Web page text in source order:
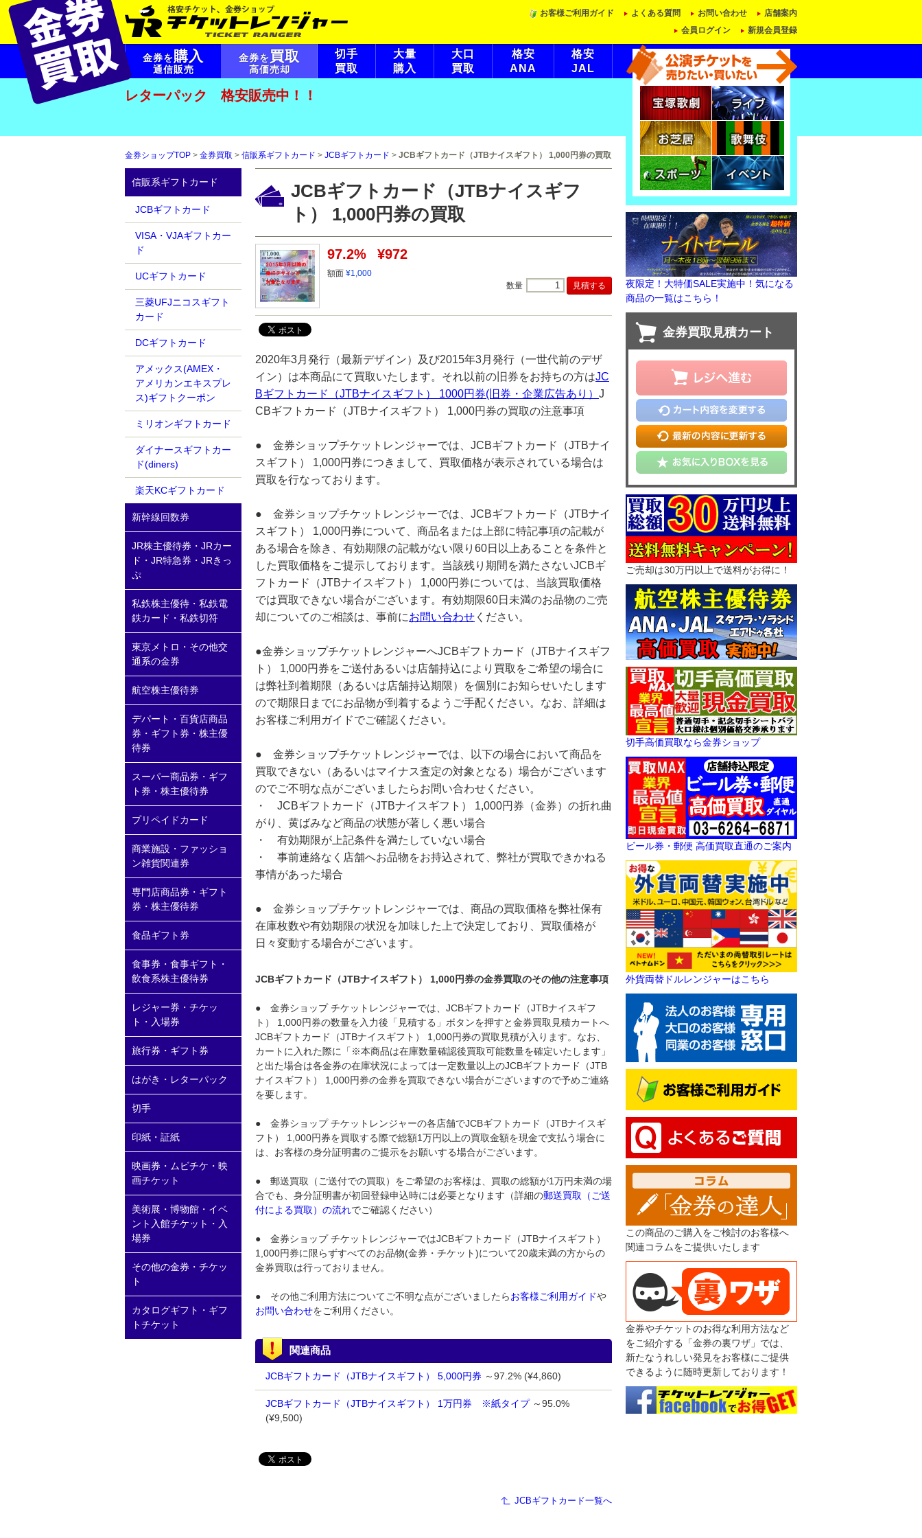
お客様ご利用ガイド よくある質問 お問い合わせ
店舗案内
会員ログイン
新規会員登録
金券を購入
通信販売
金券を買取
高価売却
切手
買取
大量
購入
大口
買取
格安
ANA
格安
JAL
レターパック 格安販売中！！
金券ショップTOP > 金券買取 > 信販系ギフトカード > JCBギフトカード > JCBギフトカード（JTBナイスギフト） 1,000円券の買取
JCBギフトカード（JTBナイスギフ
ト） 1,000円券の買取
97.2% ¥972
額面 ¥1,000
数量
2020年3月発行（最新デザイン）及び2015年3月発行（一世代前のデザ
イン）は本商品にて買取いたします。それ以前の旧券をお持ちの方はJC
Bギフトカード（JTBナイスギフト） 1000円券(旧券・企業広告あり） J
CBギフトカード（JTBナイスギフト） 1,000円券の買取の注意事項
● 金券ショップチケットレンジャーでは、JCBギフトカード（JTBナイ
スギフト） 1,000円券につきまして、買取価格が表示されている場合は
買取を行なっております。
● 金券ショップチケットレンジャーでは、JCBギフトカード（JTBナイ
スギフト） 1,000円券について、商品名または上部に特記事項の記載が
ある場合を除き、有効期限の記載がない限り60日以上あることを条件と
した買取価格をご提示しております。当該残り期間を満たさないJCBギ
フトカード（JTBナイスギフト） 1,000円券については、当該買取価格
では買取できない場合がございます。有効期限60日未満のお品物のご売
却についてのご相談は、事前にお問い合わせ ください。
●金券ショップチケットレンジャーへJCBギフトカード（JTBナイスギフ
ト） 1,000円券をご送付あるいは店舗持込により買取をご希望の場合に
は弊社到着期限（あるいは店舗持込期限）を個別にお知らせいたします
ので期限日までにお品物が到着するようご手配ください。なお、詳細は
お客様ご利用ガイドでご確認ください。
● 金券ショップチケットレンジャーでは、以下の場合において商品を
買取できない（あるいはマイナス査定の対象となる）場合がございます
のでご不明な点がございましたらお問い合わせください。
・ JCBギフトカード（JTBナイスギフト） 1,000円券（金券）の折れ曲
がり、黄ばみなど商品の状態が著しく悪い場合
・ 有効期限が上記条件を満たしていない場合
・ 事前連絡なく店舗へお品物をお持込されて、弊社が買取できかねる
事情があった場合
● 金券ショップチケットレンジャーでは、商品の買取価格を弊社保有
在庫枚数や有効期限の状況を加味した上で決定しており、買取価格が
日々変動する場合がございます。
JCBギフトカード（JTBナイスギフト） 1,000円券の金券買取のその他の注意事項
● 金券ショップ チケットレンジャーでは、JCBギフトカード（JTBナイスギフ
ト） 1,000円券の数量を入力後「見積する」ボタンを押すと金券買取見積カートへ
JCBギフトカード（JTBナイスギフト） 1,000円券の買取見積が入ります。なお、
カートに入れた際に「※本商品は在庫数量確認後買取可能数量を確定いたします」
と出た場合は各金券の在庫状況によっては一定数量以上のJCBギフトカード（JTB
ナイスギフト） 1,000円券の金券を買取できない場合がございますので予めご連絡
を要します。
● 金券ショップ チケットレンジャーの各店舗でJCBギフトカード（JTBナイスギ
フト） 1,000円券を買取する際で総額1万円以上の買取金額を現金で支払う場合に
は、お客様の身分証明書のご提示をお願いする場合がございます。
● 郵送買取（ご送付での買取）をご希望のお客様は、買取の総額が1万円未満の場
合でも、身分証明書が初回登録申込時には必要となります（詳細の郵送買取（ご送
付による買取）の流れでご確認ください）
● 金券ショップ チケットレンジャーではJCBギフトカード（JTBナイスギフト）
1,000円券に限らずすべてのお品物(金券・チケット)について20歳未満の方からの
金券買取は行っておりません。
● その他ご利用方法についてご不明な点がございましたらお客様ご利用ガイドや
お問い合わせをご利用ください。
関連商品
JCBギフトカード（JTBナイスギフト） 5,000円券 ～97.2% (¥4,860)
JCBギフトカード（JTBナイスギフト） 1万円券 ※紙タイプ～95.0%
(¥9,500)
JCBギフトカード一覧へ
信販系ギフトカード
JCBギフトカード
VISA・VJAギフトカー
ド
UCギフトカード
三菱UFJニコスギフト
カード
DCギフトカード
アメックス(AMEX・
アメリカンエキスプレ
ス)ギフトクーポン
ミリオンギフトカード
ダイナースギフトカー
ド(diners)
楽天KCギフトカード
新幹線回数券
JR株主優待券・JRカー
ド・JR特急券・JRきっ
ぷ
私鉄株主優待・私鉄電
鉄カード・私鉄切符
東京メトロ・その他交
通系の金券
航空株主優待券
デパート・百貨店商品
券・ギフト券・株主優
待券
スーパー商品券・ギフ
ト券・株主優待券
プリペイドカード
商業施設・ファッショ
ン雑貨関連券
専門店商品券・ギフト
券・株主優待券
食品ギフト券
食事券・食事ギフト・
飲食系株主優待券
レジャー券・チケッ
ト・入場券
旅行券・ギフト券
はがき・レターパック
切手
印紙・証紙
映画券・ムビチケ・映
画チケット
美術展・博物館・イベ
ント入館チケット・入
場券
その他の金券・チケッ
ト
カタログギフト・ギフ
トチケット
夜限定！大特価SALE実施中！気になる
商品の一覧はこちら！
金券買取見積カート
ご売却は30万円以上で送料がお得に！
切手高価買取なら金券ショップ
ビール券・郵便 高価買取直通のご案内
外貨両替ドルレンジャーはこちら
この商品のご購入をご検討のお客様へ
関連コラムをご提供いたします
金券やチケットのお得な利用方法など
をご紹介する「金券の裏ワザ」では、
新たなうれしい発見をお客様にご提供
できるように随時更新しております！